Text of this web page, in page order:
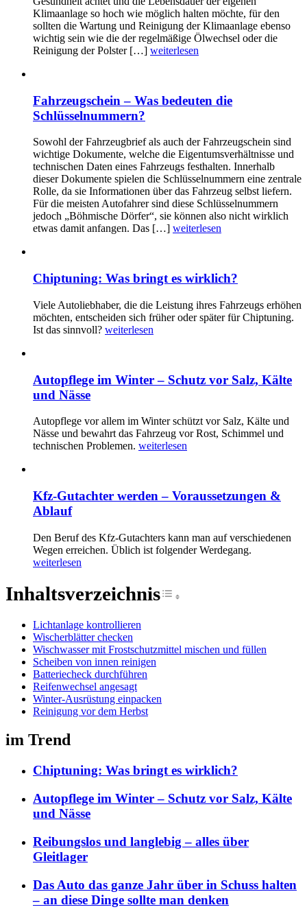
Klimaanlage so hoch wie möglich halten möchte, für den
sollten die Wartung und Reinigung der Klimaanlage ebenso
wichtig sein wie die der regelmäßige Ölwechsel oder die
Reinigung der Polster […] weiterlesen
Fahrzeugschein – Was bedeuten die
Schlüsselnummern?
Sowohl der Fahrzeugbrief als auch der Fahrzeugschein sind
wichtige Dokumente, welche die Eigentumsverhältnisse und
technischen Daten eines Fahrzeugs festhalten. Innerhalb
dieser Dokumente spielen die Schlüsselnummern eine zentrale
Rolle, da sie Informationen über das Fahrzeug selbst liefern.
Für die meisten Autofahrer sind diese Schlüsselnummern
jedoch „Böhmische Dörfer“, sie können also nicht wirklich
etwas damit anfangen. Das […] weiterlesen
Chiptuning: Was bringt es wirklich?
Viele Autoliebhaber, die die Leistung ihres Fahrzeugs erhöhen
möchten, entscheiden sich früher oder später für Chiptuning.
Ist das sinnvoll? weiterlesen
Autopflege im Winter – Schutz vor Salz, Kälte
und Nässe
Autopflege vor allem im Winter schützt vor Salz, Kälte und
Nässe und bewahrt das Fahrzeug vor Rost, Schimmel und
technischen Problemen. weiterlesen
Kfz-Gutachter werden – Voraussetzungen &
Ablauf
Den Beruf des Kfz-Gutachters kann man auf verschiedenen
Wegen erreichen. Üblich ist folgender Werdegang.
weiterlesen
InhaltsverzeichnisToggle Table of
Lichtanlage kontrollieren
Wischerblätter checken
Wischwasser mit Frostschutzmittel mischen und füllen
Scheiben von innen reinigen
Batteriecheck durchführen
Reifenwechsel angesagt
Winter-Ausrüstung einpacken
Reinigung vor dem Herbst
im Trend
Chiptuning: Was bringt es wirklich?
Autopflege im Winter – Schutz vor Salz, Kälte
und Nässe
Reibungslos und langlebig – alles über
Gleitlager
Das Auto das ganze Jahr über in Schuss halten
– an diese Dinge sollte man denken